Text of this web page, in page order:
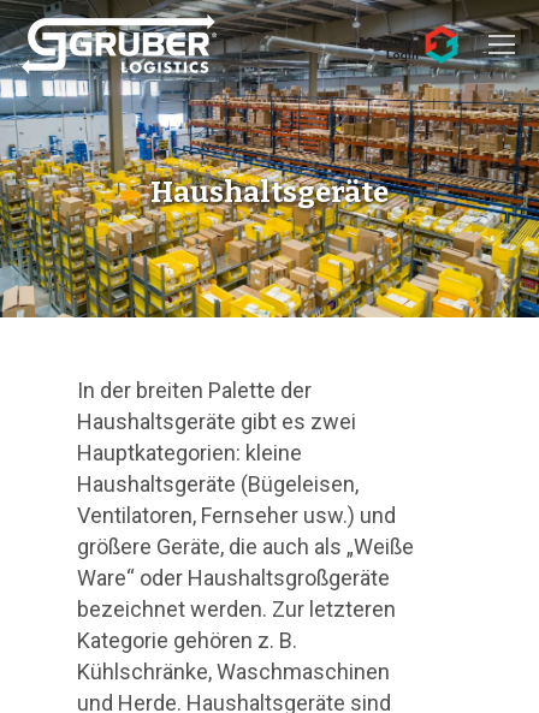
Hit enter to search or ESC to close
Haushaltsgeräte
In der breiten Palette der
Haushaltsgeräte gibt es zwei
Hauptkategorien: kleine
Haushaltsgeräte (Bügeleisen,
Ventilatoren, Fernseher usw.) und
größere Geräte, die auch als „Weiße
Ware“ oder Haushaltsgroßgeräte
bezeichnet werden. Zur letzteren
Kategorie gehören z. B.
Kühlschränke, Waschmaschinen
und Herde. Haushaltsgeräte sind